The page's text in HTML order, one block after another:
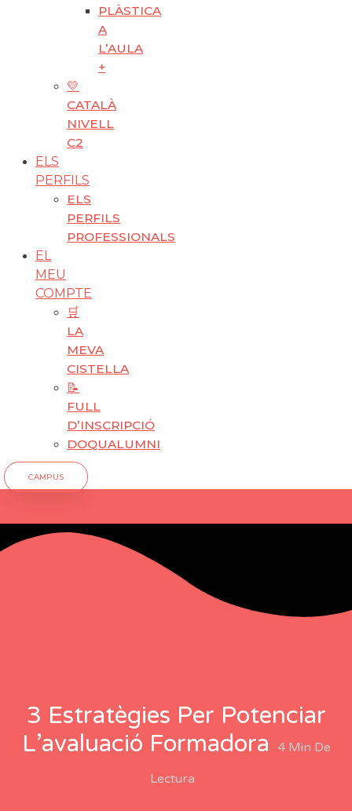
PLÀSTICA
A
L’AULA
+
💛
CATALÀ
NIVELL
C2
ELS
PERFILS
ELS
PERFILS
PROFESSIONALS
EL
MEU
COMPTE
🛒
LA
MEVA
CISTELLA
📝
FULL
D’INSCRIPCIÓ
DOQUALUMNI
CAMPUS
3 Estratègies Per Potenciar
L’avaluació Formadora
4Min De
Lectura